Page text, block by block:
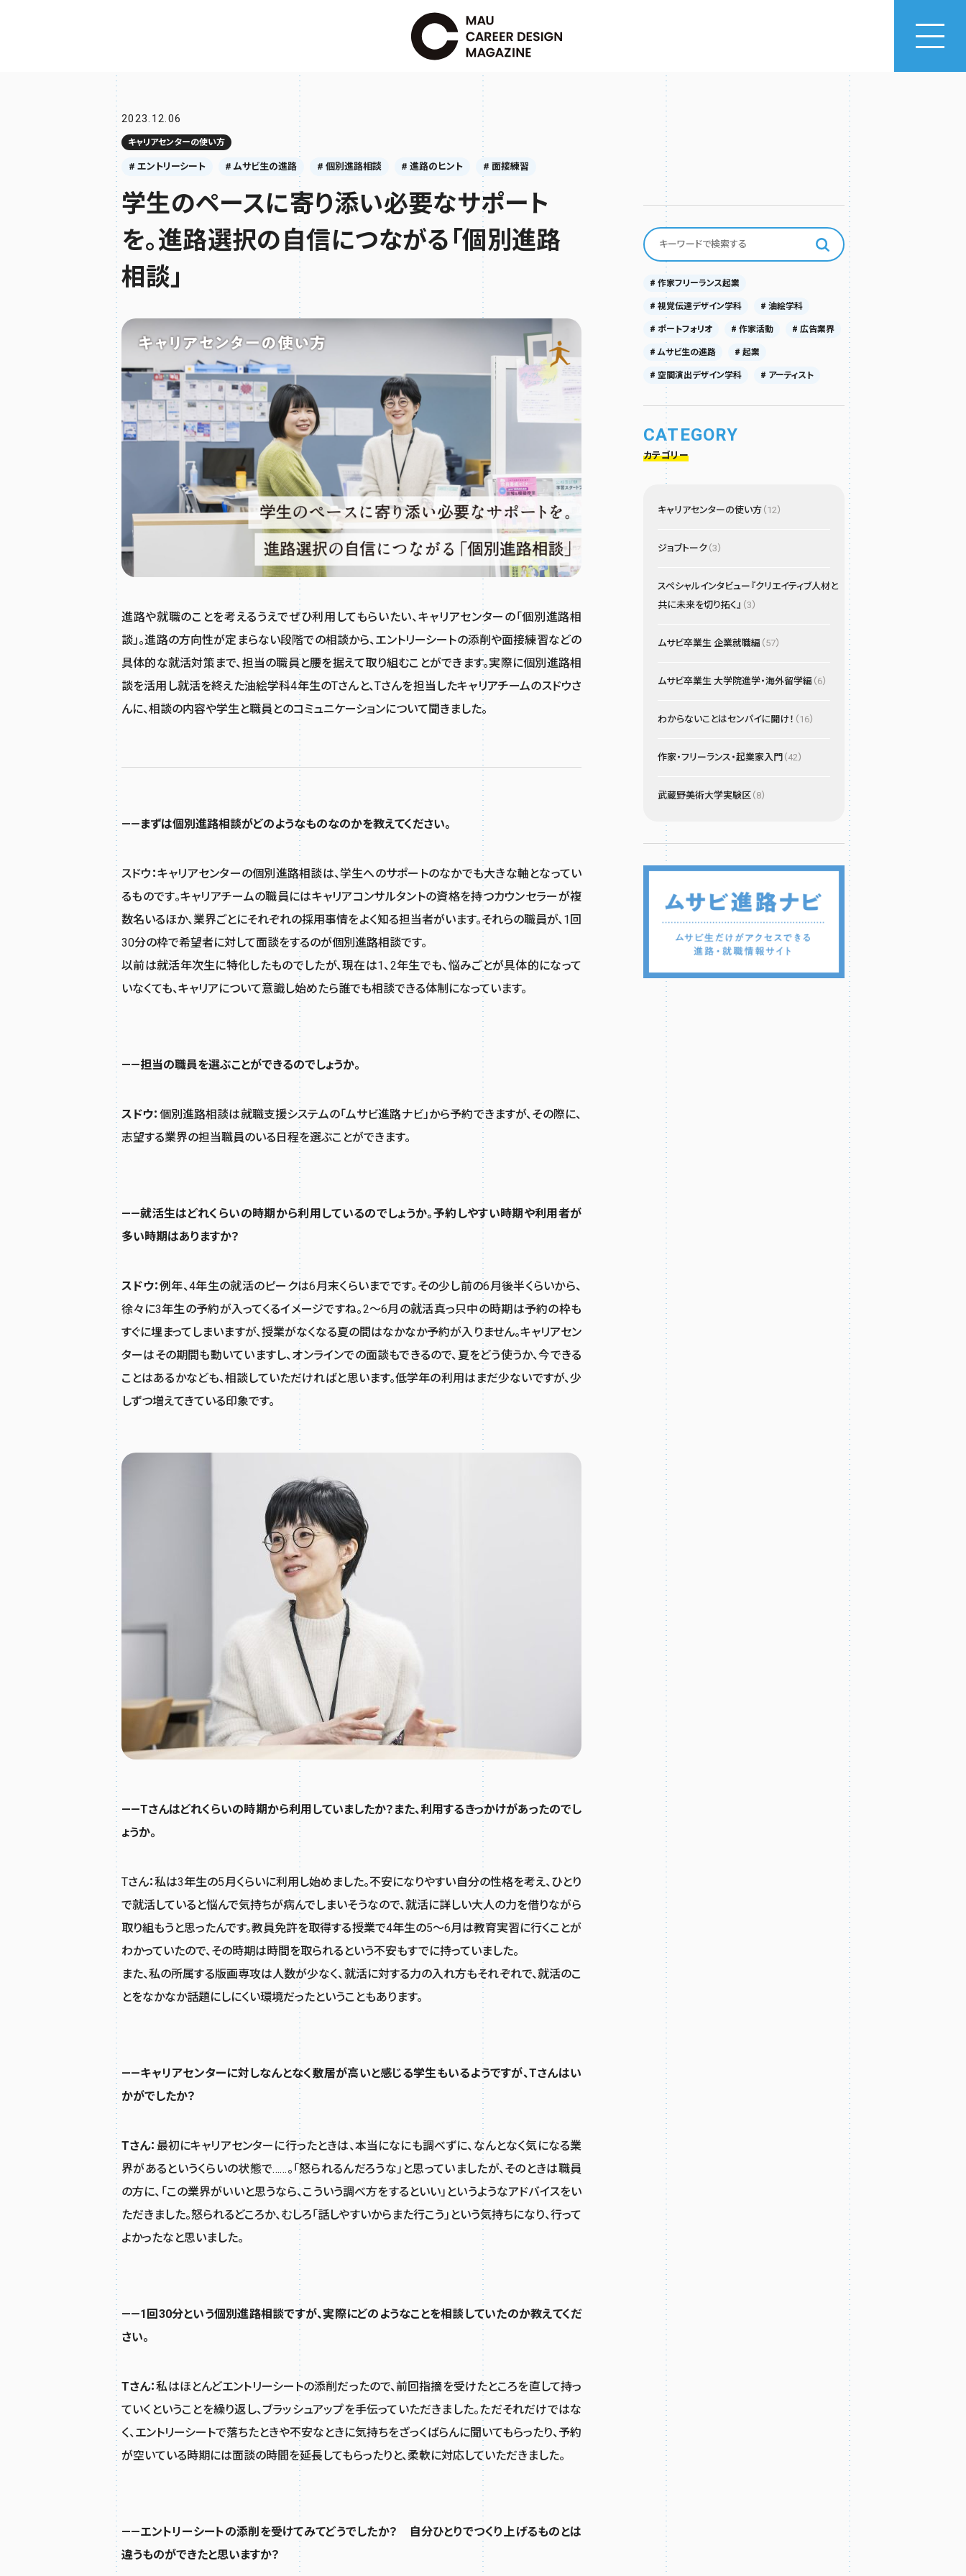
2023.12.06
キャリアセンターの使い方
# エントリーシート # ムサビ生の進路 # 個別進路相談 # 進路のヒント # 面接練習
学生のペースに寄り添い必要なサポート
を。進路選択の自信につながる「個別進路
相談」
進路や就職のことを考えるうえでぜひ利用してもらいたい、キャリアセンターの「個別進路相
談」。進路の方向性が定まらない段階での相談から、エントリーシートの添削や面接練習などの
具体的な就活対策まで、担当の職員と腰を据えて取り組むことができます。実際に個別進路相
談を活用し就活を終えた油絵学科4年生のTさんと、Tさんを担当したキャリアチームのスドウさ
んに、相談の内容や学生と職員とのコミュニケーションについて聞きました。
——まずは個別進路相談がどのようなものなのかを教えてください。
スドウ：キャリアセンターの個別進路相談は、学生へのサポートのなかでも大きな軸となってい
るものです。キャリアチームの職員にはキャリアコンサルタントの資格を持つカウンセラーが複
数名いるほか、業界ごとにそれぞれの採用事情をよく知る担当者がいます。それらの職員が、1回
30分の枠で希望者に対して面談をするのが個別進路相談です。
以前は就活年次生に特化したものでしたが、現在は1、2年生でも、悩みごとが具体的になって
いなくても、キャリアについて意識し始めたら誰でも相談できる体制になっています。
——担当の職員を選ぶことができるのでしょうか。
スドウ： 個別進路相談は就職支援システムの「ムサビ進路ナビ」から予約できますが、その際に、
志望する業界の担当職員のいる日程を選ぶことができます。
——就活生はどれくらいの時期から利用しているのでしょうか。予約しやすい時期や利用者が
多い時期はありますか？
スドウ：例年、4年生の就活のピークは6月末くらいまでです。その少し前の6月後半くらいから、
徐々に3年生の予約が入ってくるイメージですね。2〜6月の就活真っ只中の時期は予約の枠も
すぐに埋まってしまいますが、授業がなくなる夏の間はなかなか予約が入りません。キャリアセン
ターはその期間も動いていますし、オンラインでの面談もできるので、夏をどう使うか、今できる
ことはあるかなども、相談していただければと思います。低学年の利用はまだ少ないですが、少
しずつ増えてきている印象です。
——Tさんはどれくらいの時期から利用していましたか？また、利用するきっかけがあったのでし
ょうか。
Tさん：私は3年生の5月くらいに利用し始めました。不安になりやすい自分の性格を考え、ひとり
で就活していると悩んで気持ちが病んでしまいそうなので、就活に詳しい大人の力を借りながら
取り組もうと思ったんです。教員免許を取得する授業で4年生の5〜6月は教育実習に行くことが
わかっていたので、その時期は時間を取られるという不安もすでに持っていました。
また、私の所属する版画専攻は人数が少なく、就活に対する力の入れ方もそれぞれで、就活のこ
とをなかなか話題にしにくい環境だったということもあります。
——キャリアセンターに対しなんとなく敷居が高いと感じる学生もいるようですが、Tさんはい
かがでしたか？
Tさん： 最初にキャリアセンターに行ったときは、本当になにも調べずに、なんとなく気になる業
界があるというくらいの状態で……。「怒られるんだろうな」と思っていましたが、そのときは職員
の方に、「この業界がいいと思うなら、こういう調べ方をするといい」というようなアドバイスをい
ただきました。怒られるどころか、むしろ「話しやすいからまた行こう」という気持ちになり、行って
よかったなと思いました。
——1回30分という個別進路相談ですが、実際にどのようなことを相談していたのか教えてくだ
さい。
Tさん：私はほとんどエントリーシートの添削だったので、前回指摘を受けたところを直して持っ
ていくということを繰り返し、ブラッシュアップを手伝っていただきました。ただそれだけではな
く、エントリーシートで落ちたときや不安なときに気持ちをざっくばらんに聞いてもらったり、予約
が空いている時期には面談の時間を延長してもらったりと、柔軟に対応していただきました。
——エントリーシートの添削を受けてみてどうでしたか？ 自分ひとりでつくり上げるものとは
違うものができたと思いますか？
# 作家フリーランス起業
# 視覚伝達デザイン学科 # 油絵学科
# ポートフォリオ # 作家活動 # 広告業界
# ムサビ生の進路 # 起業
# 空間演出デザイン学科 # アーティスト
CATEGORY
カテゴリー
キャリアセンターの使い方 （12）
ジョブトーク （3）
スペシャルインタビュー『クリエイティブ人材と
共に未来を切り拓く』 （3）
ムサビ卒業生 企業就職編 （57）
ムサビ卒業生 大学院進学・海外留学編 （6）
わからないことはセンパイに聞け！ （16）
作家・フリーランス・起業家入門 （42）
武蔵野美術大学実験区 （8）